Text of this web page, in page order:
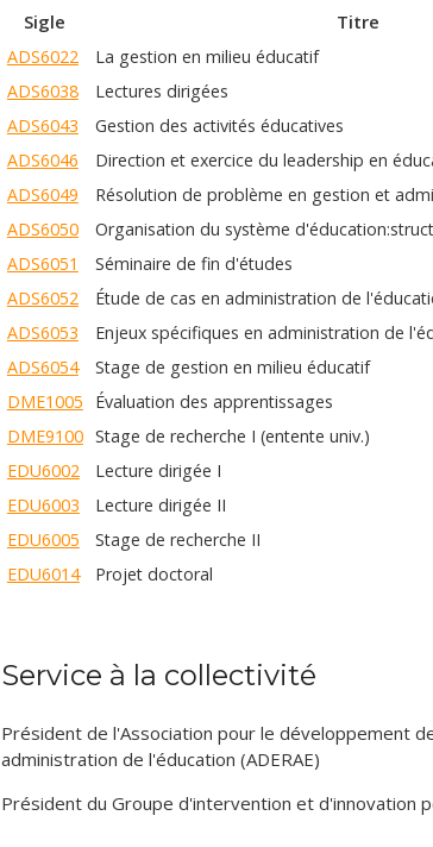
Sigle Titre
ADS6022
La gestion en milieu éducatif
ADS6038
Lectures dirigées
ADS6043
Gestion des activités éducatives
ADS6046
Direction et exercice du leadership en
ADS6049
Résolution de problème en gestion et
ADS6050
Organisation du système
ADS6051
Séminaire de fin d'études
ADS6052
Étude de cas en administration de
ADS6053
Enjeux spécifiques en administration de
ADS6054
Stage de gestion en milieu éducatif
DME1005
Évaluation des apprentissages
DME9100 Stage de recherche I (entente univ.)
EDU6002
Lecture dirigée I
EDU6003
Lecture dirigée II
EDU6005
Stage de recherche II
EDU6014
Projet doctoral
PDG1026
Organisation de l'éducation au Québec
SRE6012
Démarche de résolution de problème
Service à la collectivité
Président de l'Association pour le développement
administration de l'éducation (ADERAE)
Président du Groupe d'intervention et d'innovation